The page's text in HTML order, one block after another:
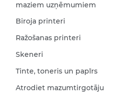
maziem uzņēmumiem
Biroja printeri
Ražošanas printeri
Skeneri
Tinte, toneris un papīrs
Atrodiet mazumtirgotāju